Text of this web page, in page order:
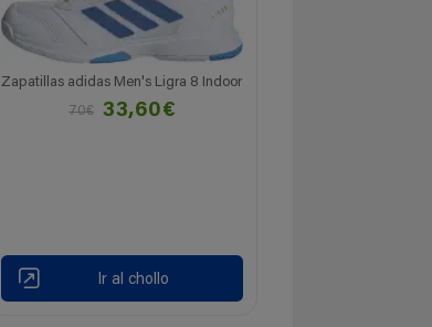
Zapatillas adidas Men's Ligra 8 Indoor
70€
33,60€
Ir al chollo